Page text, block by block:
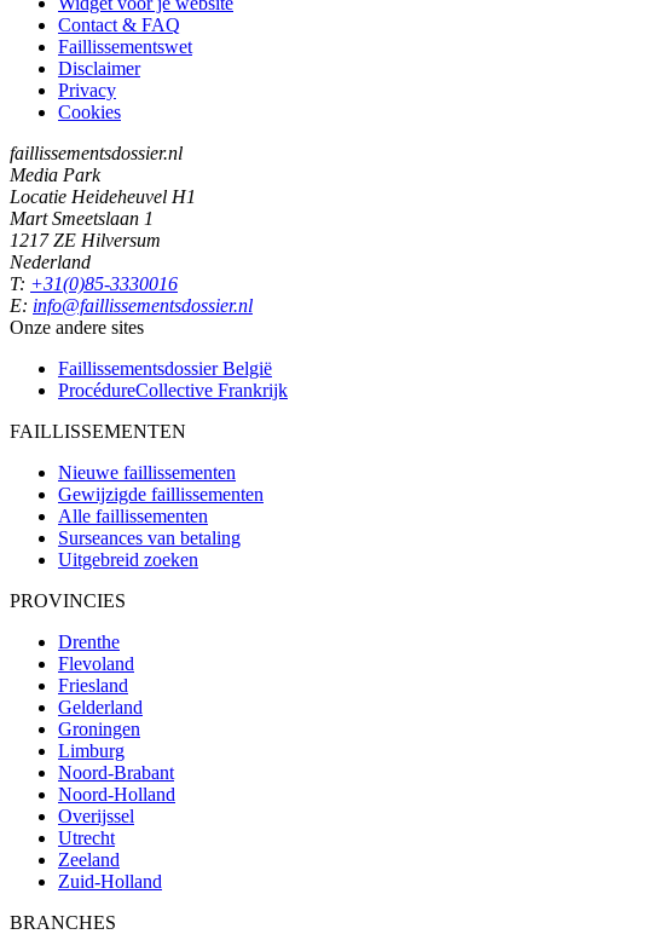
Contact & FAQ
Faillissementswet
Disclaimer
Privacy
Cookies
faillissementsdossier.nl
Media Park
Locatie Heideheuvel H1
Mart Smeetslaan 1
1217 ZE Hilversum
Nederland
T: +31(0)85-3330016
E: info@faillissementsdossier.nl
Onze andere sites
Faillissementsdossier België
ProcédureCollective Frankrijk
FAILLISSEMENTEN
Nieuwe faillissementen
Gewijzigde faillissementen
Alle faillissementen
Surseances van betaling
Uitgebreid zoeken
PROVINCIES
Drenthe
Flevoland
Friesland
Gelderland
Groningen
Limburg
Noord-Brabant
Noord-Holland
Overijssel
Utrecht
Zeeland
Zuid-Holland
BRANCHES